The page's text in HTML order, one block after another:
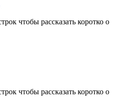
чтобы рассказать коротко о
чтобы рассказать коротко о